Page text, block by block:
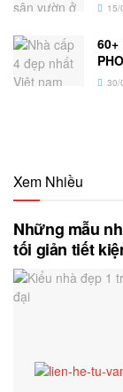
15/
60+
30/
Xem Nhiều
Những mẫu
tối giản tiết